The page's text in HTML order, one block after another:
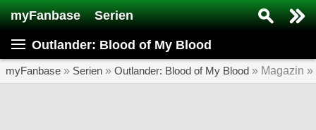
myFanbase Serien
Outlander: Blood of My Blood
myFanbase » Serien » Outlander: Blood of My Blood » Magazin »
Serie suchen...
Home
SERIEN